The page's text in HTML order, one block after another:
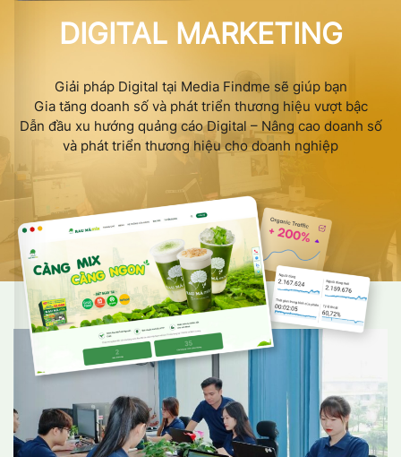
DIGITAL MARKETING
Giải pháp Digital tại Media Findme sẽ giúp bạn
Gia tăng doanh số và phát triển thương hiệu vượt bậc
Dẫn đầu xu hướng quảng cáo Digital – Nâng cao doanh số
và phát triển thương hiệu cho doanh nghiệp